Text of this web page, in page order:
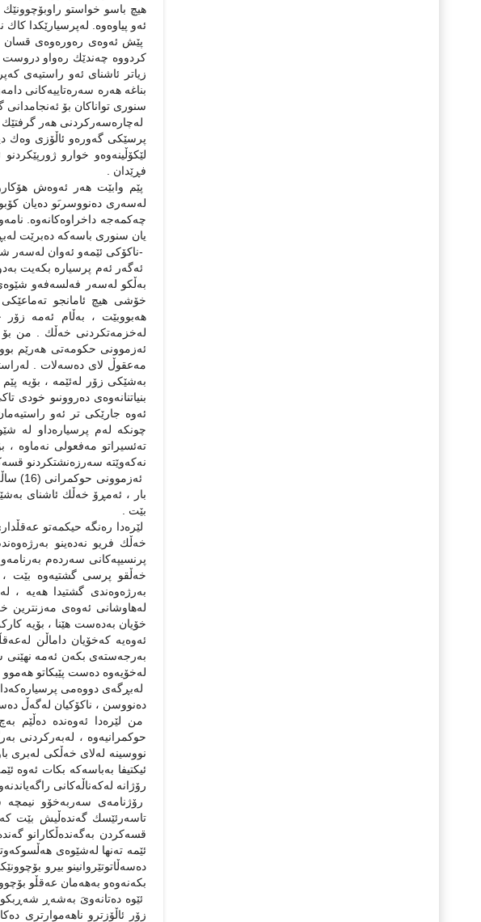
هیچ باسو خواستو راوبۆچوونێك
ئەو پیاوەوە. لەپرسیارێكدا
پێش ئەوەى رەورەوەى قسان
كردووە چەندێك رەواو دروست
زیاتر ئاشناى ئەو راستیەى
بناغە هەرە سەرەتاییەكانى
سنورى تواناكان بۆ ئەنجامدانى
لەچارەسەركردنى هەر
پرسێكى گەورەو ئاڵۆزى وەك
لێكۆڵینەوەو خوارو
فڕێدان .
پێم وابێت هەر ئەوەش
لەسەرى دەنووسرىَو دەیان
چەكمەجە داخراوەكانەوە.
یان سنورى باسەكە دەبرێت
-ناكۆكى ئێمەو ئەوان
ئەگەر ئەم پرسیارە بكەیت
بەڵكو لەسەر فەلسەفەو
خۆشی هیچ ئامانجو تەماعێكى
هەبووبێت ، بەڵام ئەمە زۆر
لەخزمەتكردنى خەڵك . من بۆ
ئەزموونى حكومەتى هەرێم
مەعقوڵ لاى دەسەلات .
بەشێكى زۆر لەئێمە ، بۆیە
بنیاتنانەوەى دەروونىو خودى
ئەوە جارێكى تر ئەو
چونكە لەم پرسیارەداو لە
تەئسیراتو مەفعولى نەماوە
نەكەوێتە سەرزەنشتكردنو
بار ، ئەمڕۆ خەڵك ئاشناى
بێت .
لێرەدا رەنگە حیكمەتو
خەڵك فریو نەدەینو
پرنسیپەكانى سەردەم
خەڵقو پرسى گشتیەوە بێت ،
بەرژەوەندى گشتیدا هەیە ،
لەهاوشانى ئەوەى مەزنترین
خۆیان بەدەست هێنا ، بۆیە
ئەوەیە كەخۆیان داماڵن
بەرجەستەى بكەن ئەمە نهێنى
لەخۆیەوە دەست پێبكاتو هەموو
لەبڕگەى دووەمى
دەنووسن ، ناكۆكیان لەگەڵ
من لێرەدا ئەوەندە دەڵێم
حوكمرانیەوە ، لەبەركردنى
نووسینە لەلاى خەڵكى لەبرى
ئیكتیفا بەباسەكە بكات ئەوە
رۆژانە لەكەناڵەكانى
رۆژنامەى سەربەخۆو نیمچە
تاسەرئێسك گەندەڵیش بێت
قسەكردن بەگەندەڵكارانو
ئێمە تەنها لەشێوەى
دەسەڵاتوتێروانینو بیرو
بكەنەوەو بەهەمان عەقڵو
ئێوە دەتانەوىَ بەشەڕ
زۆر ئاڵۆزترو ناهەموارترى